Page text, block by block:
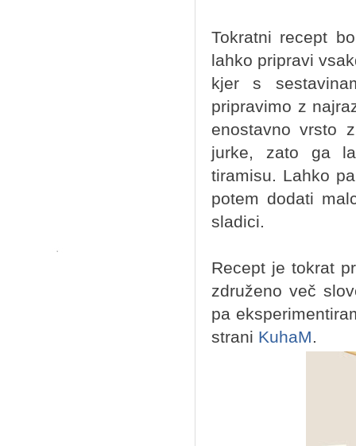
Tokratni recept
lahko pripravi
kjer s
pripravimo z
enostavno vrsto
jurke, zato ga
tiramisu. Lahko
potem dodati
sladici.
Recept je tokrat
združeno več
pa
strani KuhaM